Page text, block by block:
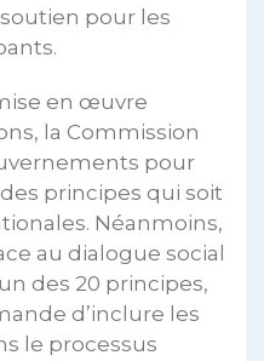
pour les
en œuvre
la Commission
pour
principes qui soit
Néanmoins,
au dialogue social
des 20 principes,
d’inclure les
le processus